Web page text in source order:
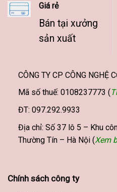
Giá rẻ
Bán tại xưởng
sản xuất
CÔNG TY CP CÔNG NGHỆ
Mã số thuế: 0108237773 (
ĐT: 097.292.9933
Địa chỉ: Số 37 lô 5 – Khu
Thường Tín – Hà Nội (Xem
Chính sách công ty